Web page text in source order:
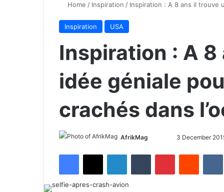
Home / Inspiration / Inspiration : A 8 ans il trouve
Inspiration USA
Inspiration : A
idée géniale
crachés dans
AfrikMag
l d
3 December